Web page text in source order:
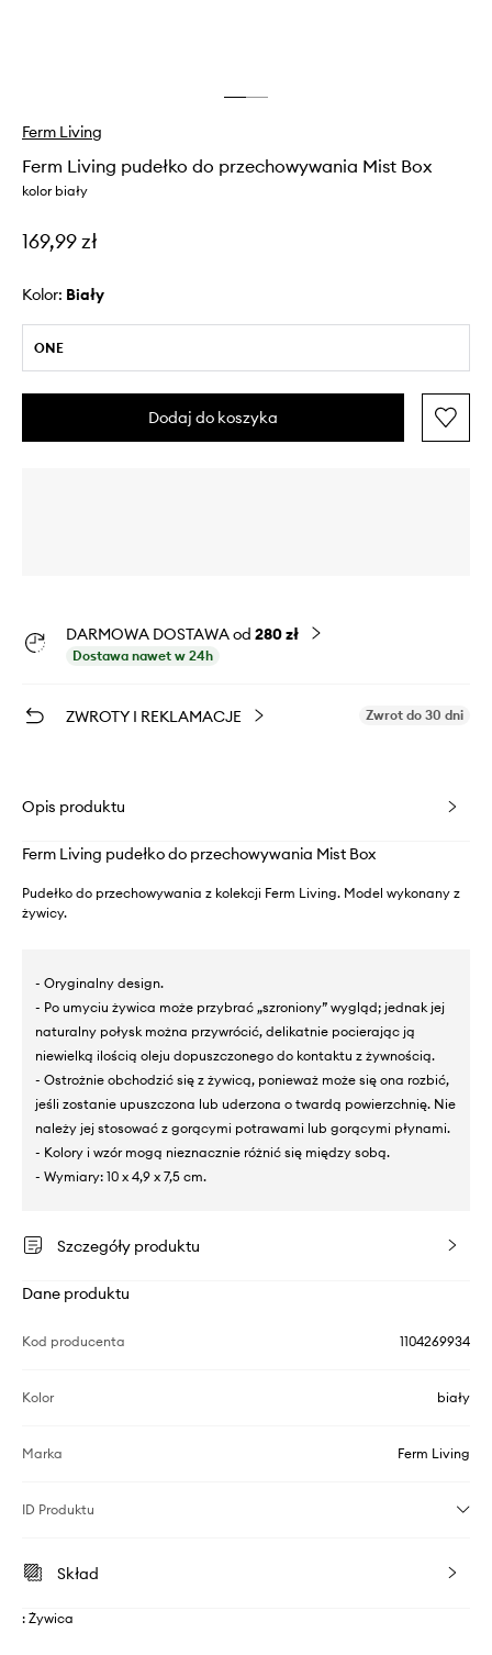
Ferm Living
Ferm Living pudełko do przechowywania Mist Box
kolor biały
169,99 zł
Kolor: biały
ONE
Dodaj do koszyka
DARMOWA DOSTAWA od 280 zł
Dostawa nawet w 24h
ZWROTY I REKLAMACJE Zwrot do 30 dni
Opis produktu
Ferm Living pudełko do przechowywania Mist Box
Pudełko do przechowywania z kolekcji Ferm Living. Model wykonany z
żywicy.
- Oryginalny design.
- Po umyciu żywica może przybrać „szroniony” wygląd; jednak jej
naturalny połysk można przywrócić, delikatnie pocierając ją
niewielką ilością oleju dopuszczonego do kontaktu z żywnością.
- Ostrożnie obchodzić się z żywicą, ponieważ może się ona rozbić,
jeśli zostanie upuszczona lub uderzona o twardą powierzchnię. Nie
należy jej stosować z gorącymi potrawami lub gorącymi płynami.
- Kolory i wzór mogą nieznacznie różnić się między sobą.
- Wymiary: 10 x 4,9 x 7,5 cm.
Szczegóły produktu
Dane produktu
Kod producenta 1104269934
Kolor biały
Marka Ferm Living
ID Produktu
Skład
: Żywica